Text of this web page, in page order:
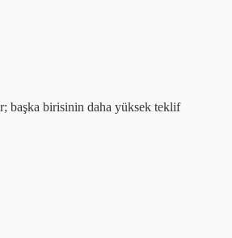
başka birisinin daha yüksek teklif